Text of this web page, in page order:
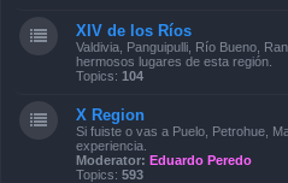
XIV de los Ríos
Valdivia, Panguipulli, Río Bueno,
hermosos lugares de esta región.
Topics: 104
X Region
Si fuiste o vas a Puelo, Petrohue,
experiencia.
Moderator: Eduardo Peredo
Topics: 593